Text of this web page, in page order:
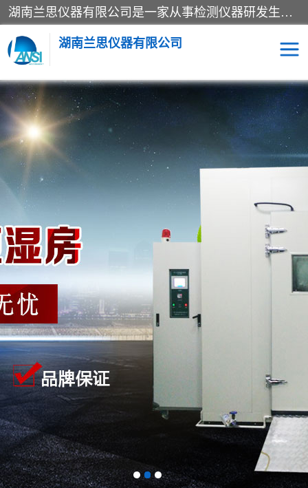
湖南兰思仪器有限公司是一家从事检测仪器研发生产销售和维修保养服务的综合型企业，产品符合国际标准可按需定制专业售前售后工程师，主要有门窗性能体验箱、门窗隔音展示箱、恒温恒湿试验箱、步入式恒温恒湿房、高低温试验箱、老化试验箱、老化试验房、恒温恒湿培养箱、水泥标准养护试验箱、电热鼓风干燥试验箱、真空干燥箱、工业烤箱、盐雾腐蚀试验箱等。
湖南兰思仪器有限公司
老化房 恒温恒湿试验箱
工业烘箱 门窗体验箱